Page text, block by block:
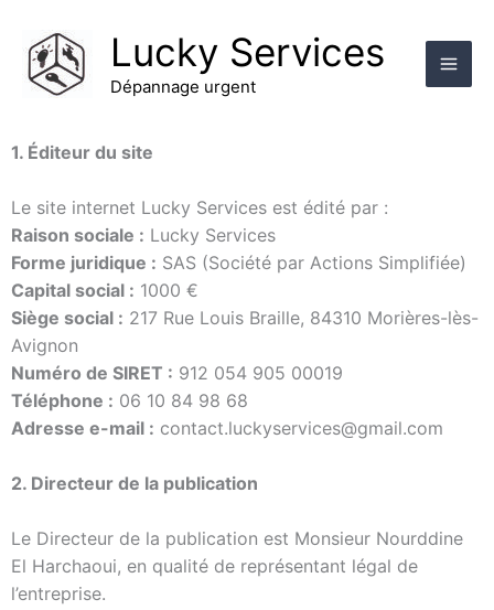
contenu
Lucky Services
Dépannage urgent
1. Éditeur du site
Le site internet Lucky Services est édité par :
Raison sociale : Lucky Services
Forme juridique : SAS (Société par Actions Simplifiée)
Capital social : 1000 €
Siège social : 217 Rue Louis Braille, 84310 Morières-lès-
Avignon
Numéro de SIRET : 912 054 905 00019
Téléphone : 06 10 84 98 68
Adresse e-mail : contact.luckyservices@gmail.com
2. Directeur de la publication
Le Directeur de la publication est Monsieur Nourddine
El Harchaoui, en qualité de représentant légal de
l’entreprise.